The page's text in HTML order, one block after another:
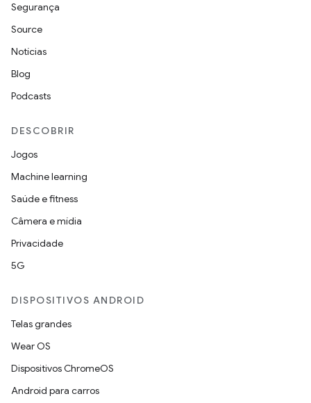
Segurança
Source
Notícias
Blog
Podcasts
DESCOBRIR
Jogos
Machine learning
Saúde e fitness
Câmera e mídia
Privacidade
5G
DISPOSITIVOS ANDROID
Telas grandes
Wear OS
Dispositivos ChromeOS
Android para carros